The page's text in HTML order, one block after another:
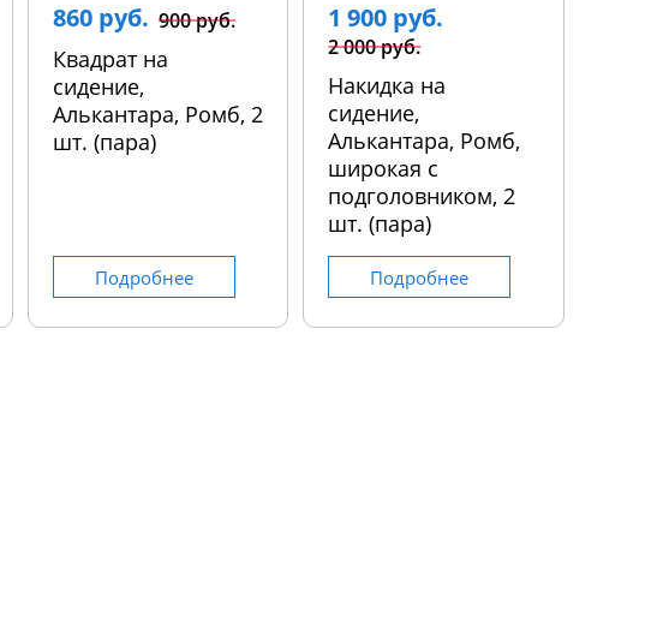
860 руб. 900 руб.
Квадрат на
сидение,
Алькантара, Ромб, 2
шт. (пара)
Подробнее
1 900 руб.
2 000 руб.
Накидка на
сидение,
Алькантара, Ромб,
широкая с
подголовником, 2
шт. (пара)
Подробнее